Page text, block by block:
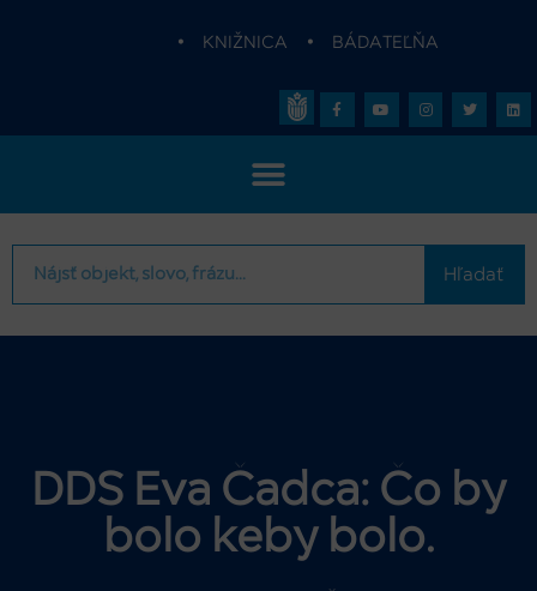
• KNIŽNICA • BÁDATEĽŇA
Hľadať
DDS Eva Čadca: Čo by
bolo keby bolo.